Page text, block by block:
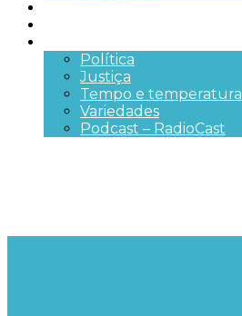
Política
Justiça
Tempo e temperatura
Variedades
Podcast – RadioCast